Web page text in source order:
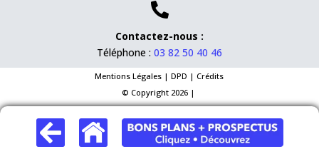

Contactez-nous :
Téléphone : 03 82 50 40 46
Mentions Légales |DPD |Crédits
© Copyright 2026 |